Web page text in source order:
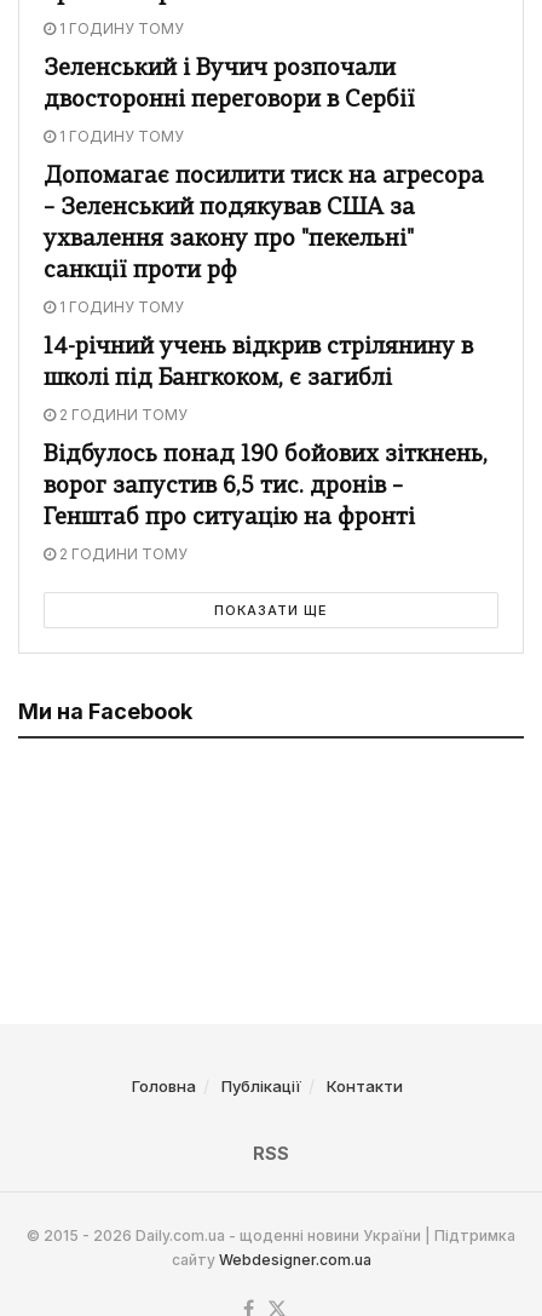
1 ГОДИНУ ТОМУ
Зеленський і Вучич розпочали
двосторонні переговори в Сербії
1 ГОДИНУ ТОМУ
Допомагає посилити тиск на агресора
– Зеленський подякував США за
ухвалення закону про "пекельні"
санкції проти рф
1 ГОДИНУ ТОМУ
14-річний учень відкрив стрілянину в
школі під Бангкоком, є загиблі
2 ГОДИНИ ТОМУ
Відбулось понад 190 бойових зіткнень,
ворог запустив 6,5 тис. дронів –
Генштаб про ситуацію на фронті
2 ГОДИНИ ТОМУ
ПОКАЗАТИ ЩЕ
Ми на Facebook
Головна Публікації Контакти
RSS
© 2015 - 2026 Daily.com.ua - щоденні новини України | Підтримка
сайту Webdesigner.com.ua